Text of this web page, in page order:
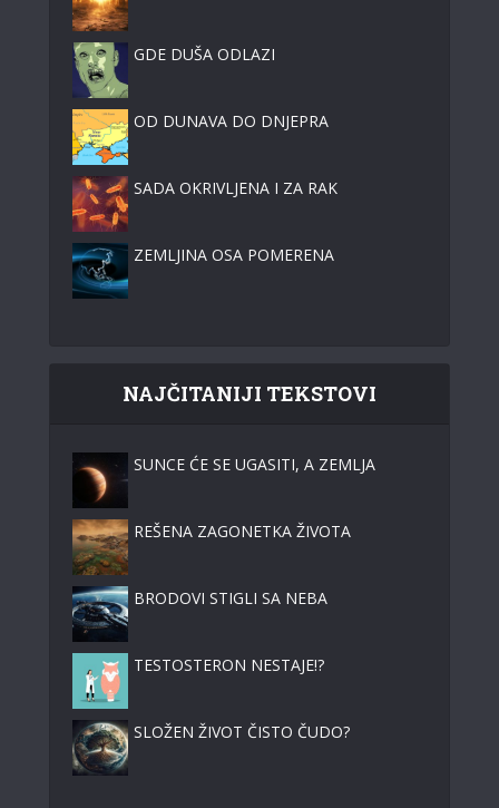
GDE DUŠA ODLAZI
OD DUNAVA DO DNJEPRA
SADA OKRIVLJENA I ZA RAK
ZEMLJINA OSA POMERENA
NAJČITANIJI TEKSTOVI
SUNCE ĆE SE UGASITI, A ZEMLJA
REŠENA ZAGONETKA ŽIVOTA
BRODOVI STIGLI SA NEBA
TESTOSTERON NESTAJE!?
SLOŽEN ŽIVOT ČISTO ČUDO?